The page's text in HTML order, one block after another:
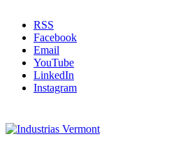
RSS
Facebook
Email
YouTube
LinkedIn
Instagram